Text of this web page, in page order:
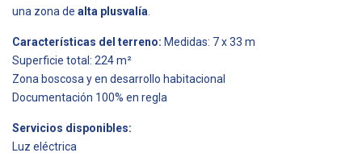
una zona de alta plusvalía
Características del terreno: Medidas: 7 x 33 m
Superficie total: 224 m²
Zona boscosa y en desarrollo habitacional
Documentación 100% en regla
Servicios disponibles:
Luz eléctrica